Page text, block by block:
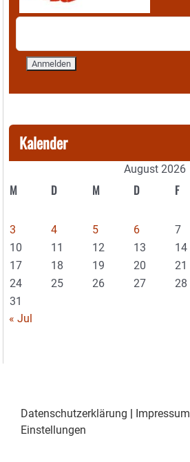
Kalender
August 2026
M D M D F
3
4 5 6 7
10
11 12 13 14
17
18 19 20 21
24
25 26 27 28
31
« Jul
Datenschutzerklärung Impressum
Einstellungen